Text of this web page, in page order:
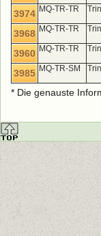
3974 MQ-TR-TR
3968 MQ-TR-TR
3960 MQ-TR-TR
3985 MQ-TR-SM
* Die genauste